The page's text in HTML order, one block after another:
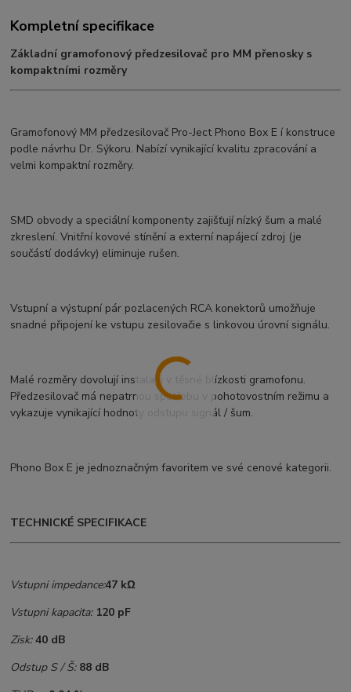
Kompletní specifikace
Základní gramofonový předzesilovač pro MM přenosky s
kompaktními rozměry
Gramofonový MM předzesilovač Pro-Ject Phono Box E í konstruce
podle návrhu Dr. Sýkoru. Nabízí vynikající kvalitu zpracování a
velmi kompaktní rozměry.
SMD obvody a speciální komponenty zajišťují nízký šum a malé
zkreslení. Vnitřní kovové stínění a externí napájecí zdroj (je
součástí dodávky) eliminuje rušen.
Vstupní a výstupní pár pozlacených RCA konektorů umožňuje
snadné připojení ke vstupu zesilovačie s linkovou úrovní signálu.
Malé rozměry dovolují instalaci v těsné blízkosti gramofonu.
Předzesilovač má nepatrnou spotřebu v pohotovostním režimu a
vykazuje vynikající hodnoty odstupu signál / šum.
Phono Box E je jednoznačným favoritem ve své cenové kategorii.
TECHNICKÉ SPECIFIKACE
Vstupni impedance:47 kΩ
Vstupni kapacita:120 pF
Zisk:40 dB
Odstup S / Š:88 dB